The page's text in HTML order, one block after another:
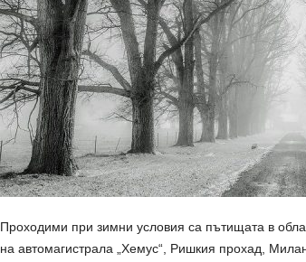
Проходими при зимни условия са пътищата в
на автомагистрала „Хемус“, Ришкия прохад,